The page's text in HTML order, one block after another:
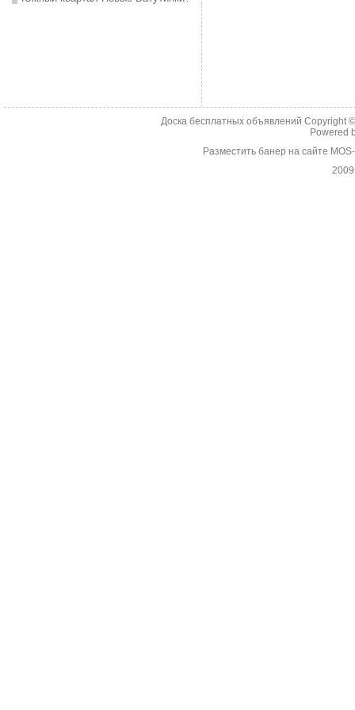
Доска бесплатных объявлений Copyright
Powered
Разместить банер на сайте